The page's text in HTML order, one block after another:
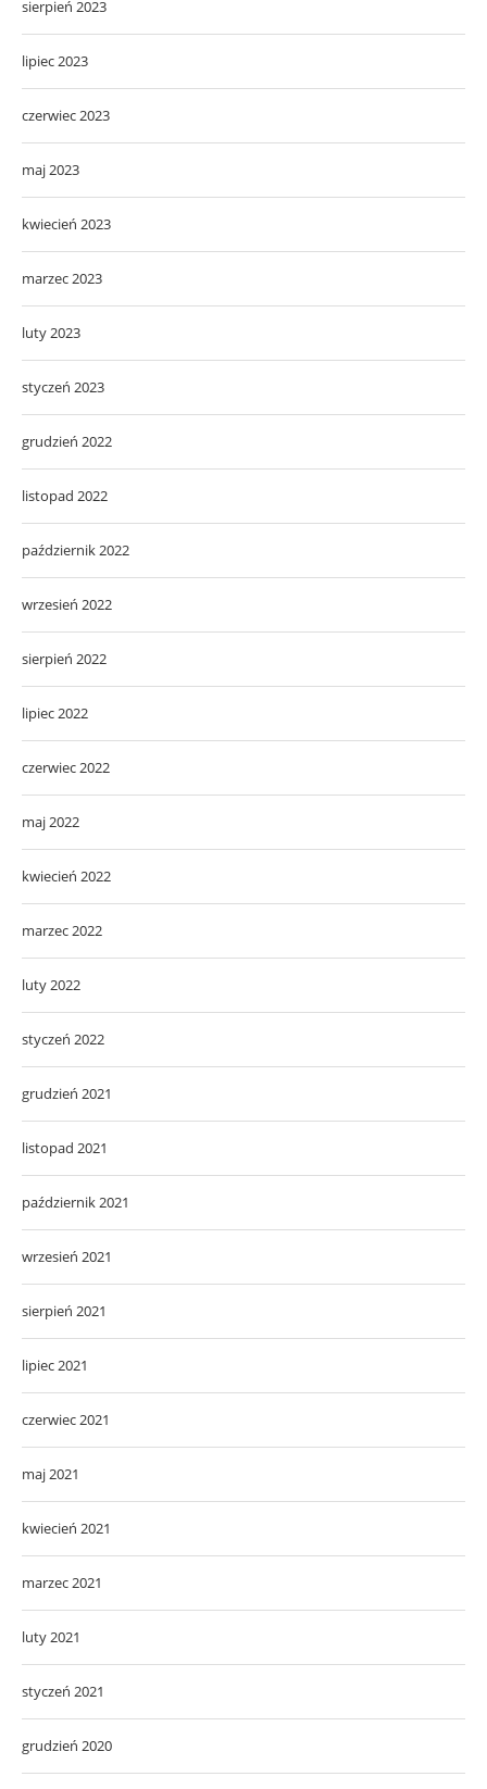
sierpień 2023
lipiec 2023
czerwiec 2023
maj 2023
kwiecień 2023
marzec 2023
luty 2023
styczeń 2023
grudzień 2022
listopad 2022
październik 2022
wrzesień 2022
sierpień 2022
lipiec 2022
czerwiec 2022
maj 2022
kwiecień 2022
marzec 2022
luty 2022
styczeń 2022
grudzień 2021
listopad 2021
październik 2021
wrzesień 2021
sierpień 2021
lipiec 2021
czerwiec 2021
maj 2021
kwiecień 2021
marzec 2021
luty 2021
styczeń 2021
grudzień 2020